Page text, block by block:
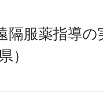
隔服薬指導
）